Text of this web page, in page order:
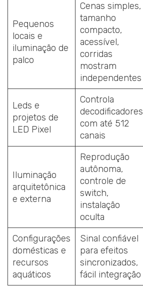
Pequenos
locais e
iluminação de
palco
Cenas simples,
tamanho
compacto,
acessível,
corridas
mostram
independentes
Leds e
projetos de
LED Pixel
Controla
decodificadores
com até 512
canais
Iluminação
arquitetônica
e externa
Reprodução
autônoma,
controle de
switch,
instalação
oculta
Configurações
domésticas e
recursos
aquáticos
Sinal confiável
para efeitos
sincronizados,
fácil integração